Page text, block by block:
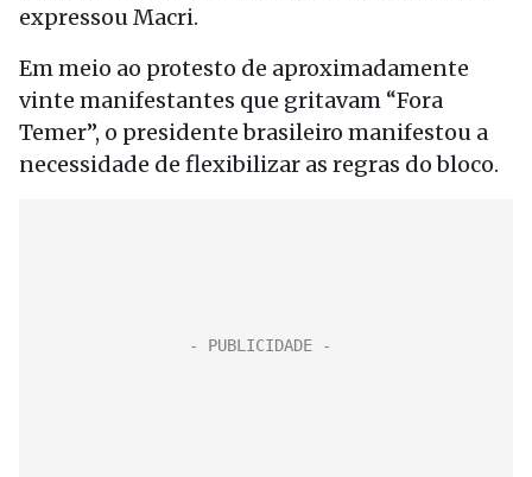
expressou Macri.
Em meio ao protesto de aproximadamente
vinte manifestantes que gritavam “Fora
Temer”, o presidente brasileiro manifestou a
necessidade de flexibilizar as regras do bloco.